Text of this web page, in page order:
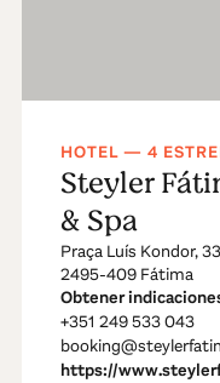
HOTEL — 4
Steyler
& Spa
Praça Luís Kondor, 33
2495-409 Fátima
Obtener
+351 249 533 043
https://